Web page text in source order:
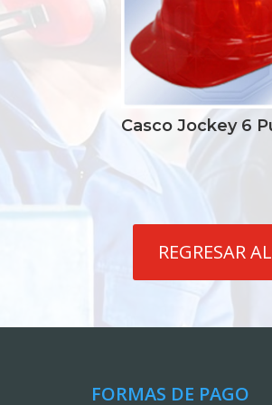
Casco Jockey 6
REGRESAR
FORMAS DE PAGO